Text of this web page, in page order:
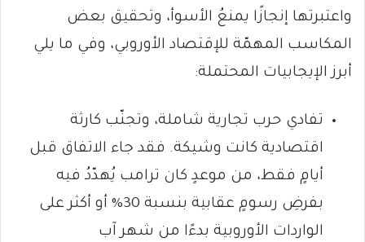
واعتبرتها إنجازًا يمنعُ الأسوأ، وتحقيق بعض
المكاسب المهمّة للإقتصاد الأوروبي، وفي ما يلي
أبرز الإيجابيات المحتملة:
تفادي حرب تجارية شاملة، وتجنّب كارثة
اقتصادية كانت وشيكة. فقد جاء الاتفاق قبل
أيامٍ فقط، من موعدٍ كان ترامب يُهدّدُ فيه
بفرضِ رسومٍ عقابية بنسبة 30% أو أكثر على
الواردات الأوروبية بدءًا من شهر آب